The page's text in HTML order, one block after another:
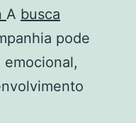
A busca
pode